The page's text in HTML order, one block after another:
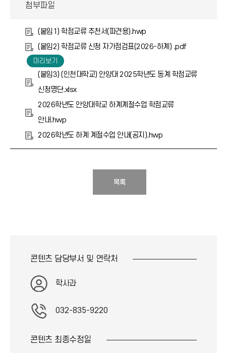
첨부파일
(붙임1) 학점교류 추천서(파견용).hwp
(붙임2) 학점교류 신청 자가점검표(2026-하계) .pdf
(붙임3) (인천대학교) 안양대 2025학년도 동계 학점교류
신청명단.xlsx
2026학년도 안양대학교 하계계절수업 학점교류
안내.hwp
2026학년도 하계 계절수업 안내(공지).hwp
목록
콘텐츠 담당부서 및 연락처
학사과
032-835-9220
콘텐츠 최종수정일